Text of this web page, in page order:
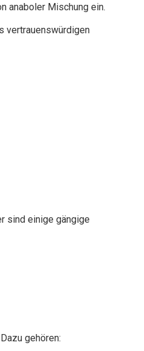
anaboler Mischung ein.
vertrauenswürdigen
sind einige gängige
gehören: